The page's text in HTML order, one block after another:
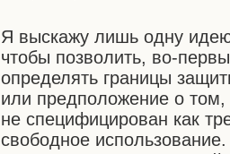
Я выскажу лишь одну
чтобы позволить, во-
определять границы
или предположение о том,
не специфицирован как
свободное